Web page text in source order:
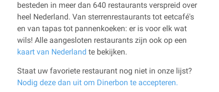
besteden in meer dan 640 restaurants verspreid over
heel Nederland. Van sterrenrestaurants tot eetcafé's
en van tapas tot pannenkoeken: er is voor elk wat
wils! Alle aangesloten restaurants zijn ook op een
kaart van Nederland te bekijken.
Staat uw favoriete restaurant nog niet in onze lijst?
Nodig deze dan uit om Dinerbon te accepteren.